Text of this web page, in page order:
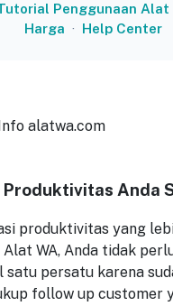
Penggunaan Alat
Harga · Help Center
Anda
produktivitas yang
WA, Anda tidak
satu persatu karena
follow up customer